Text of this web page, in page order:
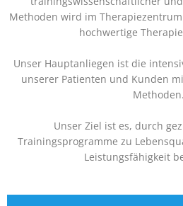
Methoden wird im
hochwertige
Unser Hauptanliegen ist die
unserer Patienten und Kunden
Methoden.
Unser Ziel ist es, durch
Trainingsprogramme zu
Leistungsfähigkeit